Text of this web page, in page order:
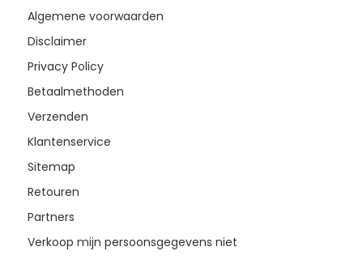
Algemene voorwaarden
Disclaimer
Privacy Policy
Betaalmethoden
Verzenden
Klantenservice
Sitemap
Retouren
Partners
Verkoop mijn persoonsgegevens niet